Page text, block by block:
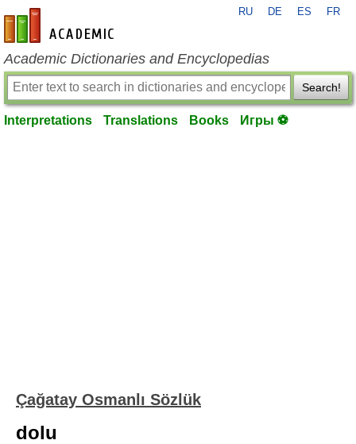
en-academic.com
RU DE ES FR
Academic Dictionaries and Encyclopedias
Search!
Interpretations Translations Books Игры ⚽
Çağatay Osmanlı Sözlük
dolu